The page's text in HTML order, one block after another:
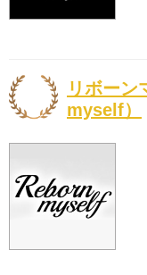
リボーン
myself）